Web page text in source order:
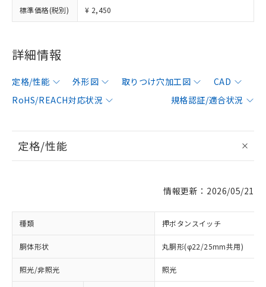
標準価格(税別) ¥ 2,450
詳細情報
定格/性能 外形図 取りつけ穴加工図
CAD
RoHS/REACH対応状況
規格認証/適合状況
定格/性能
情報更新：2026/05/21
種類 押ボタンスイッチ
胴体形状 丸胴形(φ22/25mm共用)
照光/非照光 照光